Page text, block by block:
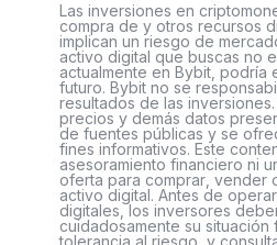
Las inversiones en
compra de y otros recursos
implican un riesgo de
activo digital que buscas no
actualmente en Bybit, podría
futuro. Bybit no se
resultados de las
precios y demás datos
de fuentes públicas y se
fines informativos. Este
asesoramiento financiero ni
oferta para comprar, vender
activo digital. Antes de
digitales, los inversores
cuidadosamente su situación
tolerancia al riesgo, y